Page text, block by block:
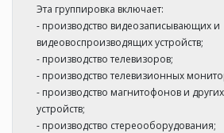
Эта группировка включает:
- производство видеозаписывающих и
видеовоспроизводящих устройств;
- производство телевизоров;
- производство телевизионных
- производство магнитофонов и
устройств;
- производство стереооборудования;